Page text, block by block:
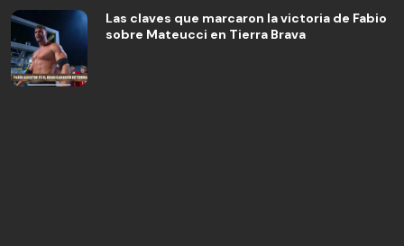
Las claves que marcaron la victoria de Fabio
sobre Mateucci en Tierra Brava